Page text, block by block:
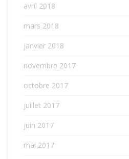
avril 2018
mars 2018
janvier 2018
novembre 2017
octobre 2017
juillet 2017
juin 2017
mai 2017